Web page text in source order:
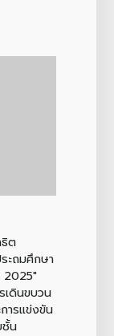
ต
ะถมศึกษา
2025"
เดินขบวน
ารแข่งขัน
ชั้น